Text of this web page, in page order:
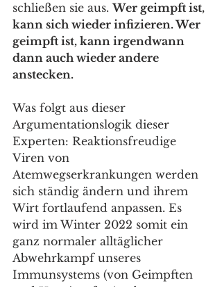
schließen sie aus. Wer geimpft ist,
kann sich wieder infizieren. Wer
geimpft ist, kann irgendwann
dann auch wieder andere
anstecken.
Was folgt aus dieser
Argumentationslogik dieser
Experten: Reaktionsfreudige
Viren von
Atemwegserkrankungen werden
sich ständig ändern und ihrem
Wirt fortlaufend anpassen. Es
wird im Winter 2022 somit ein
ganz normaler alltäglicher
Abwehrkampf unseres
Immunsystems (von Geimpften